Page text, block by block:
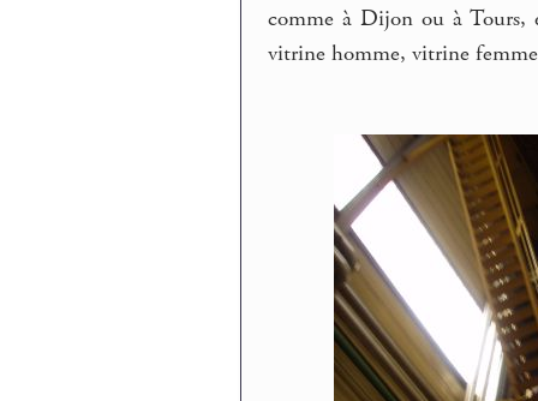
comme à Dijon ou à Tours,
vitrine homme, vitrine